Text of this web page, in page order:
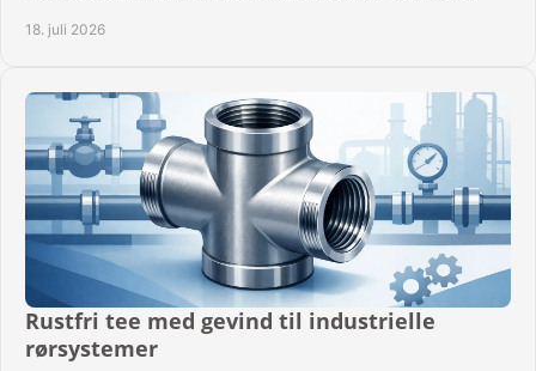
18. juli 2026
Rustfri tee med gevind til industrielle
rørsystemer